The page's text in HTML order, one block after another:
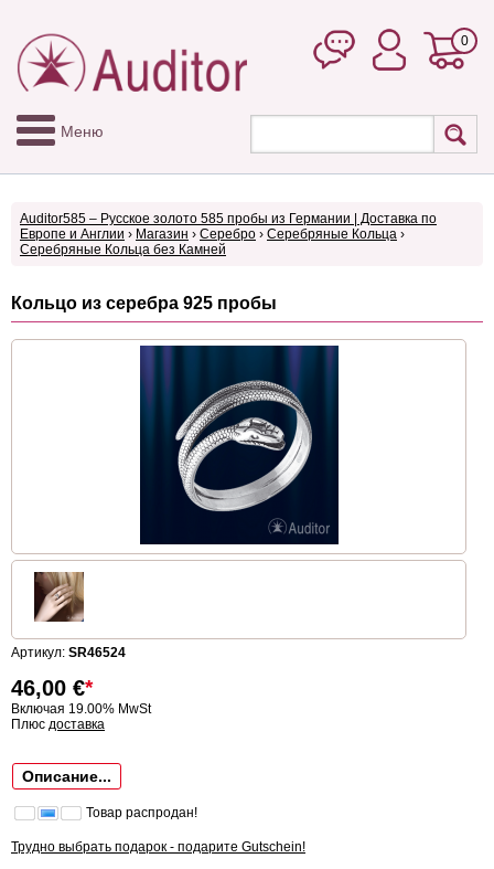
0
Меню
Auditor585 – Русское золото 585 пробы из Германии | Доставка по
Европе и Англии › Магазин › Серебро › Серебряные Кольца ›
Серебряные Кольца без Камней
Кольцо из серебра 925 пробы
Артикул: SR46524
46,00 €*
Включая 19.00% MwSt
Плюс доставка
Описание...
Товар распродан!
Трудно выбрать подарок - подарите Gutschein!